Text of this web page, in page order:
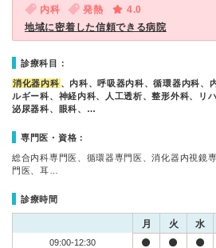
内科 発熱
4.0
地域に密着した信頼できる病院
診療科目：
消化器内科 、内科、呼吸器内科、循環器内科、
ルギー科、神経内科、人工透析、整形外科、リ
泌尿器科、眼科、…
専門医・資格：
総合内科専門医、循環器専門医、消化器内視鏡
門医、耳…
診療時間
月 火 水
09:00-12:30